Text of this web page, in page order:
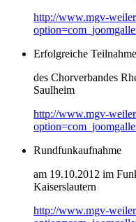
http://www.mgv-
Erfolgreiche
des Chorverbandes
Saulheim
http://www.mgv-
Rundfunkaufnahme
am 19.10.2012 im
Kaiserslautern
http://www.mgv-